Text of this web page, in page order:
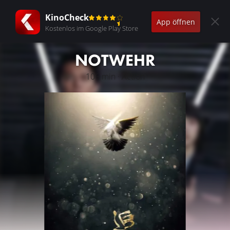
KinoCheck
Kostenlos im Google Play Store
App öffnen
NOTWEHR
106 min · Action